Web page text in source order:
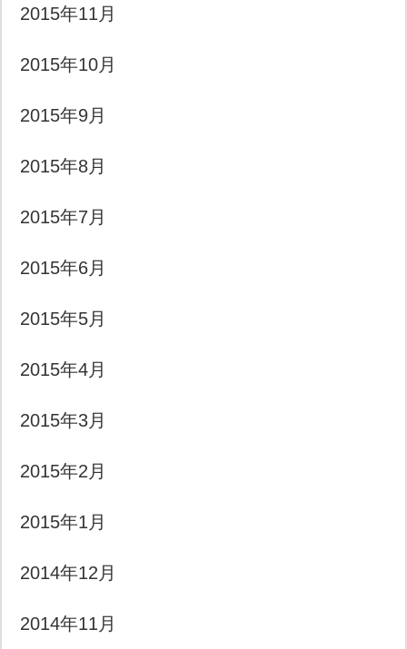
2015年11月
2015年10月
2015年9月
2015年8月
2015年7月
2015年6月
2015年5月
2015年4月
2015年3月
2015年2月
2015年1月
2014年12月
2014年11月